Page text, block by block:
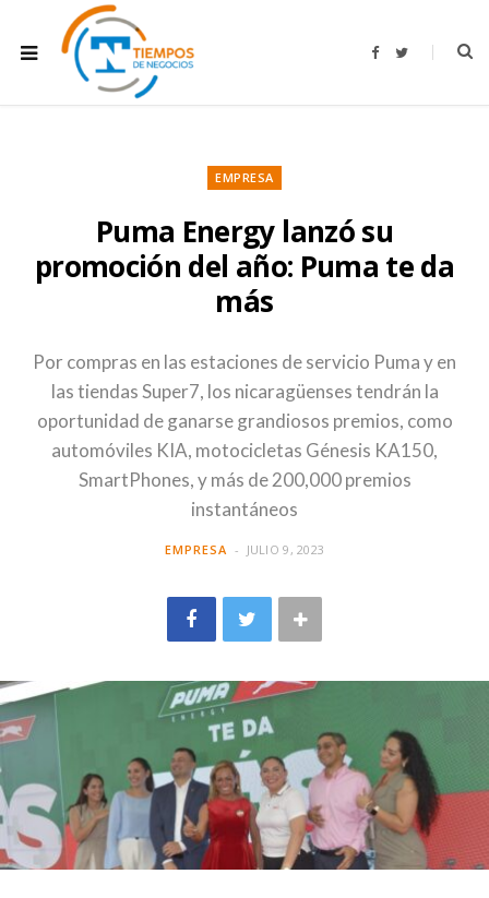
F
b
T
t
EMPRESA
Puma Energy lanzó su
promoción del año: Puma te da
más
Por compras en las estaciones de servicio Puma y en
las tiendas Super7, los nicaragüenses tendrán la
oportunidad de ganarse grandiosos premios, como
automóviles KIA, motocicletas Génesis KA150,
SmartPhones, y más de 200,000 premios
instantáneos
EMPRESA JULIO 9, 2023